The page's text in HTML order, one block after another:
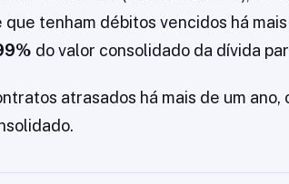
tenham débitos vencidos há
do valor consolidado da dívida
atrasados há mais de um